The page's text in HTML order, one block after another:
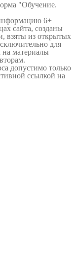
"Обучение.
6+
сайта, созданы
взяты из открытых
для
на материалы
допустимо только
ссылкой на